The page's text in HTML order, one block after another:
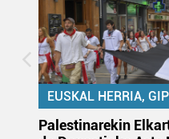
EUSKAL HERRIA,
Palestinarekin